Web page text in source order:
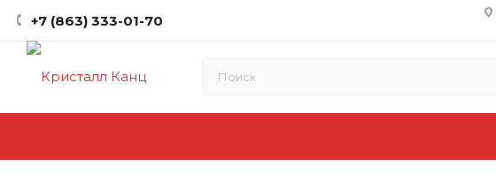
+7 (863) 333-01-70